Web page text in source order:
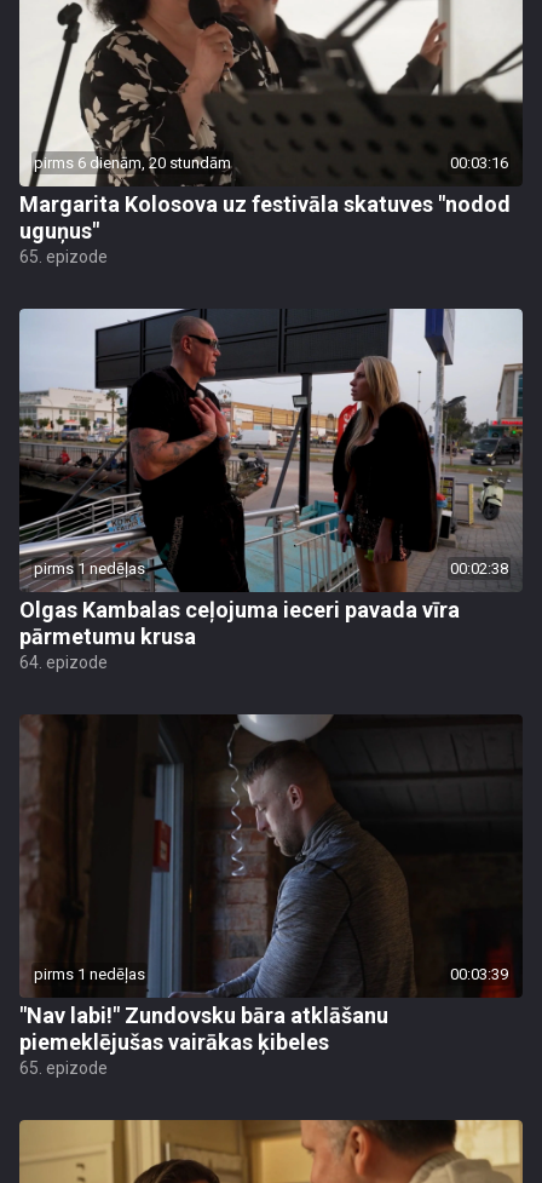
pirms 6 dienām, 20 stundām 00:03:16
Margarita Kolosova uz festivāla skatuves "nodod
uguņus"
65. epizode
pirms 1 nedēļas 00:02:38
Olgas Kambalas ceļojuma ieceri pavada vīra
pārmetumu krusa
64. epizode
pirms 1 nedēļas 00:03:39
"Nav labi!" Zundovsku bāra atklāšanu
piemeklējušas vairākas ķibeles
65. epizode